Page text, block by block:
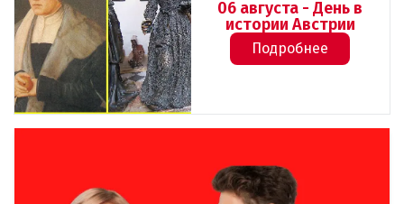
06 августа - День в
истории Австрии
Подробнее